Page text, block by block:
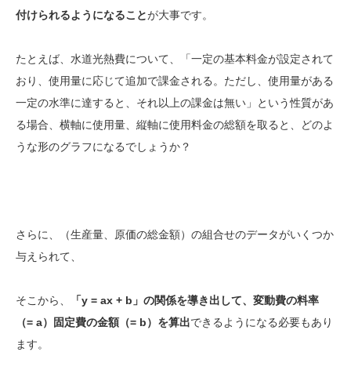
付けられるようになることが大事です。
たとえば、水道光熱費について、「一定の基本料金が設定されて
おり、使用量に応じて追加で課金される。ただし、使用量がある
一定の水準に達すると、それ以上の課金は無い」という性質があ
る場合、横軸に使用量、縦軸に使用料金の総額を取ると、どのよ
うな形のグラフになるでしょうか？
さらに、（生産量、原価の総金額）の組合せのデータがいくつか
与えられて、
そこから、
「y = ax + b」の関係を導き出して、変動費の料率
（= a）固定費の金額（= b）を算出できるようになる必要もあり
ます。